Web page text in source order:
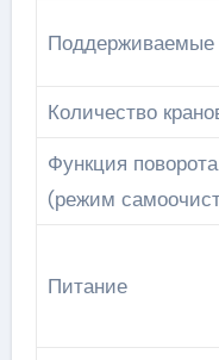
Поддерживаемые
Количество
Функция
(режим
Питание